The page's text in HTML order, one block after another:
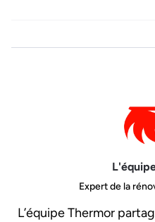
Expert de la
L’équipe Thermor